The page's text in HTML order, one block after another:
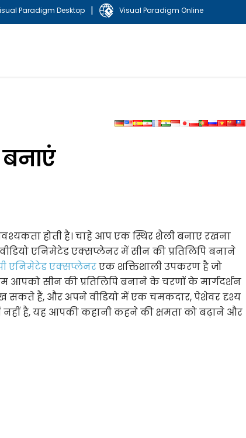
Paradigm Desktop | Visual Paradigm Online
होती है। चाहे आप एक स्थिर शैली बनाए रखना
वीडियो एनिमेटेड एक्सप्लेनर में सीन की प्रतिलिपि बनाने
एनिमेटेड एक्सप्लेनरएक शक्तिशाली उपकरण है जो
सीन की प्रतिलिपि बनाने के चरणों के मार्गदर्शन
हैं, और अपने वीडियो में एक चमकदार, पेशेवर दृश्य
नहीं है, यह आपकी कहानी कहने की क्षमता को बढ़ाने और